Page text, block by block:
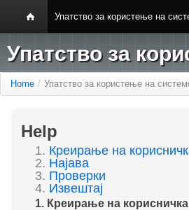
Упатство за користење на
Упатство за
Home / Упатство за користење на
Help
1. Креирање на
2. Најава
3. Проверки
4. Извештај
1. Креирање на